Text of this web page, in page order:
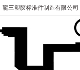
龍三塑胶标准件制造有限公司